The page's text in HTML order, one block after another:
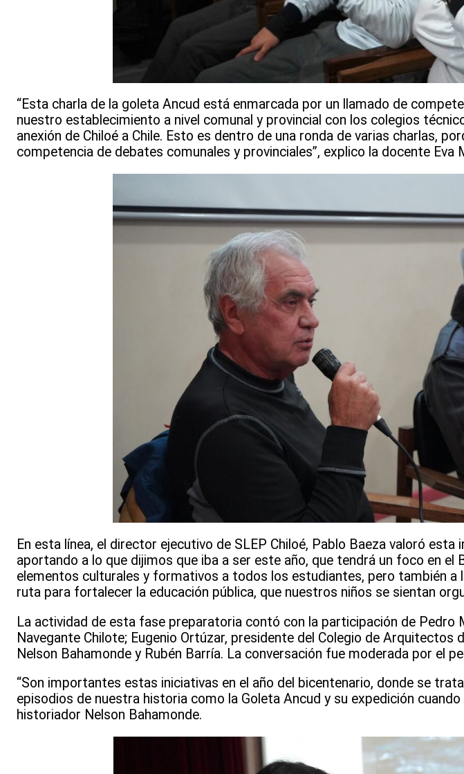
“Esta charla de la goleta Ancud está enmarcada por un llamado de
nuestro establecimiento a nivel comunal y provincial con los colegios
anexión de Chiloé a Chile. Esto es dentro de una ronda de varias charlas,
competencia de debates comunales y provinciales”, explico la docente Eva
En esta línea, el director ejecutivo de SLEP Chiloé, Pablo Baeza valoró
aportando a lo que dijimos que iba a ser este año, que tendrá un foco en
elementos culturales y formativos a todos los estudiantes, pero también a
ruta para fortalecer la educación pública, que nuestros niños se sientan
La actividad de esta fase preparatoria contó con la participación de Pedro
Navegante Chilote; Eugenio Ortúzar, presidente del Colegio de Arquitectos
Nelson Bahamonde y Rubén Barría. La conversación fue moderada por el
“Son importantes estas iniciativas en el año del bicentenario, donde se
episodios de nuestra historia como la Goleta Ancud y su expedición
historiador Nelson Bahamonde.